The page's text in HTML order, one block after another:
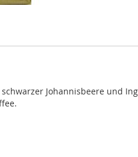
Johannisbeere und